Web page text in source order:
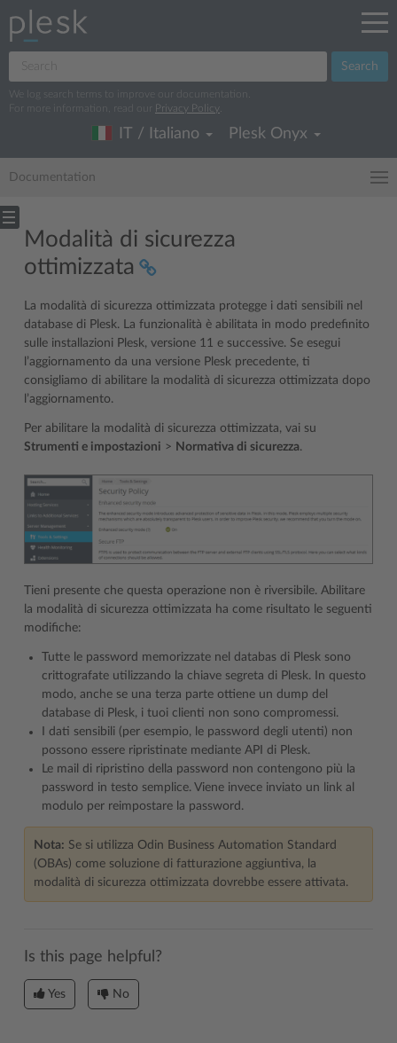
Search
We log search terms to improve our documentation.
For more information, read our
Privacy Policy
IT / Italiano Plesk Onyx
Documentation
Modalità di sicurezza
ottimizzata
La modalità di sicurezza ottimizzata protegge i dati sensibili nel
database di Plesk. La funzionalità è abilitata in modo predefinito
sulle installazioni Plesk, versione 11 e successive. Se esegui
l’aggiornamento da una versione Plesk precedente, ti
consigliamo di abilitare la modalità di sicurezza ottimizzata dopo
l’aggiornamento.
Per abilitare la modalità di sicurezza ottimizzata, vai su
Strumenti e impostazioni > Normativa di sicurezza.
Tieni presente che questa operazione non è riversibile. Abilitare
la modalità di sicurezza ottimizzata ha come risultato le seguenti
modifiche:
Tutte le password memorizzate nel databas di Plesk sono
crittografate utilizzando la chiave segreta di Plesk. In questo
modo, anche se una terza parte ottiene un dump del
database di Plesk, i tuoi clienti non sono compromessi.
I dati sensibili (per esempio, le password degli utenti) non
possono essere ripristinate mediante API di Plesk.
Le mail di ripristino della password non contengono più la
password in testo semplice. Viene invece inviato un link al
modulo per reimpostare la password.
Nota: Se si utilizza Odin Business Automation Standard
(OBAs) come soluzione di fatturazione aggiuntiva, la
modalità di sicurezza ottimizzata dovrebbe essere attivata.
Is this page helpful?
Yes No